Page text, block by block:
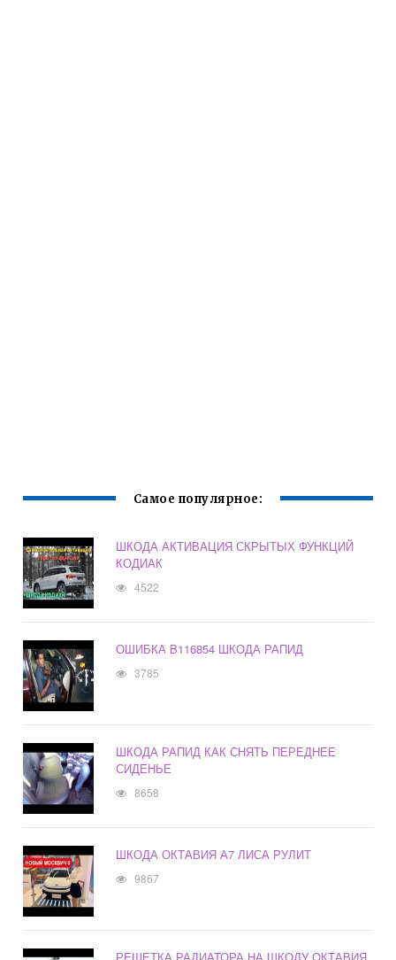
Самое популярное:
ШКОДА АКТИВАЦИЯ СКРЫТЫХ ФУНКЦИЙ
КОДИАК
4522
ОШИБКА B116854 ШКОДА РАПИД
3785
ШКОДА РАПИД КАК СНЯТЬ ПЕРЕДНЕЕ
СИДЕНЬЕ
8658
ШКОДА ОКТАВИЯ А7 ЛИСА РУЛИТ
9867